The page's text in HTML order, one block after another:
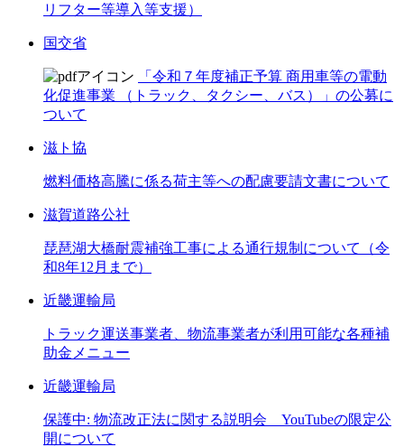
リフター等導入等支援）
国交省
「令和７年度補正予算 商用車等の電動
化促進事業 （トラック、タクシー、バス）」の公募に
ついて
滋ト協
燃料価格高騰に係る荷主等への配慮要請文書について
滋賀道路公社
琵琶湖大橋耐震補強工事による通行規制について（令
和8年12月まで）
近畿運輸局
トラック運送事業者、物流事業者が利用可能な各種補
助金メニュー
近畿運輸局
保護中: 物流改正法に関する説明会 YouTubeの限定公
開について